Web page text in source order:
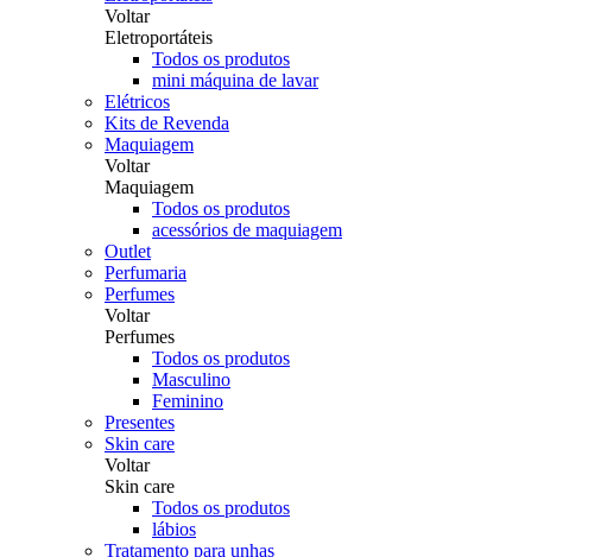
Voltar
Eletroportáteis
Todos os produtos
mini máquina de lavar
Elétricos
Kits de Revenda
Maquiagem
Voltar
Maquiagem
Todos os produtos
acessórios de maquiagem
Outlet
Perfumaria
Perfumes
Voltar
Perfumes
Todos os produtos
Masculino
Feminino
Presentes
Skin care
Voltar
Skin care
Todos os produtos
lábios
Tratamento para unhas